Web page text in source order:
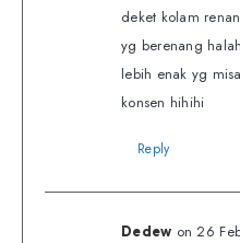
deket kolam
yg berenang
lebih enak yg
konsen hihihi
Reply
Dedew on 26